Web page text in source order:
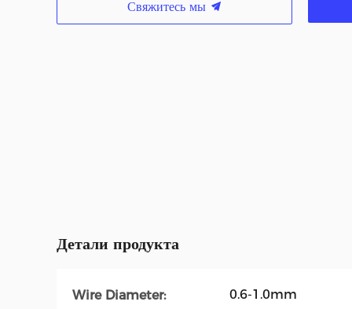
Свяжитесь мы
Детали продукта
Wire Diameter: 0.6-1.0mm